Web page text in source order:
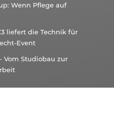
Wenn Pflege auf
liefert die Technik für
Event
Vom Studiobau zur